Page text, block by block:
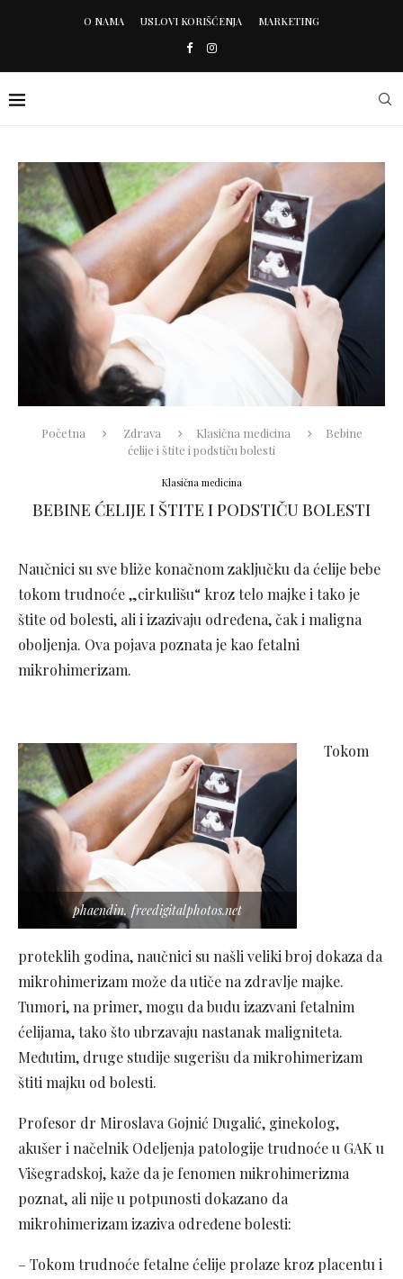
O NAMA USLOVI KORIŠĆENJA MARKETING
Početna Zdrava Klasična medicina
Bebine
ćelije i štite i podstiču bolesti
Klasična medicina
BEBINE ĆELIJE I ŠTITE I PODSTIČU BOLESTI
Naučnici su sve bliže konačnom zaključku da ćelije bebe
tokom trudnoće „cirkulišu“ kroz telo majke i tako je
štite od bolesti, ali i izazivaju određena, čak i maligna
oboljenja. Ova pojava poznata je kao fetalni
mikrohimerizam.
phaendin, freedigitalphotos.net
Tokom
proteklih godina, naučnici su našli veliki broj dokaza da
mikrohimerizam može da utiče na zdravlje majke.
Tumori, na primer, mogu da budu izazvani fetalnim
ćelijama, tako što ubrzavaju nastanak maligniteta.
Međutim, druge studije sugerišu da mikrohimerizam
štiti majku od bolesti.
Profesor dr Miroslava Gojnić Dugalić, ginekolog,
akušer i načelnik Odeljenja patologije trudnoće u GAK u
Višegradskoj, kaže da je fenomen mikrohimerizma
poznat, ali nije u potpunosti dokazano da
mikrohimerizam izaziva određene bolesti:
– Tokom trudnoće fetalne ćelije prolaze kroz placentu i